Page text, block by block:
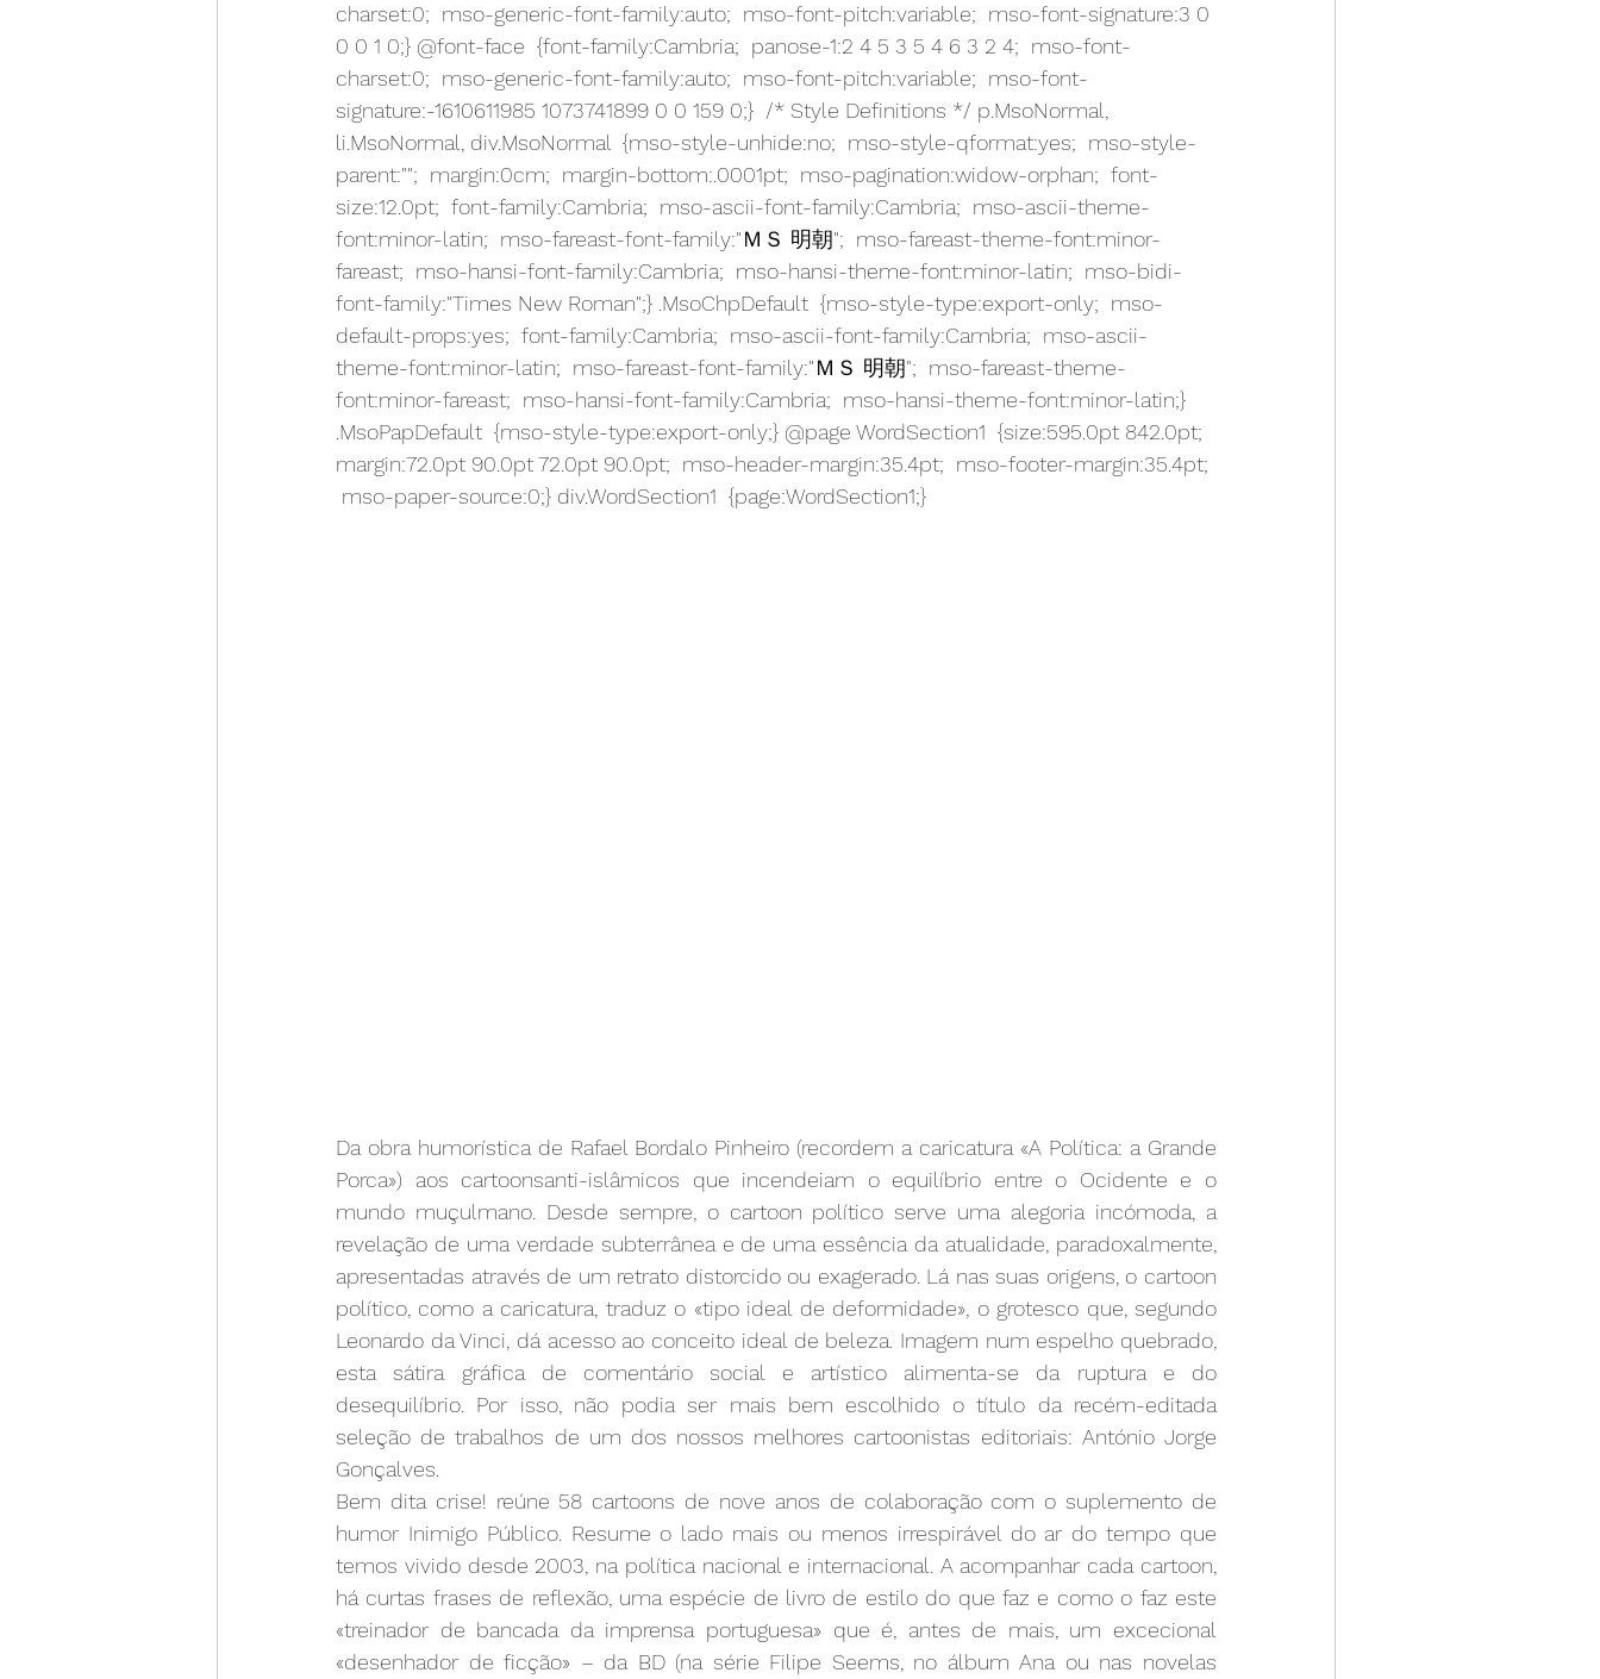
charset:0;  mso-generic-font-family:auto;  mso-font-pitch:variable;  mso-font-signature:3 0
0 0 1 0;} @font-face  {font-family:Cambria;  panose-1:2 4 5 3 5 4 6 3 2 4;  mso-font-
charset:0;  mso-generic-font-family:auto;  mso-font-pitch:variable;  mso-font-
signature:-1610611985 1073741899 0 0 159 0;}  /* Style Definitions */ p.MsoNormal,
li.MsoNormal, div.MsoNormal  {mso-style-unhide:no;  mso-style-qformat:yes;  mso-style-
parent:"";  margin:0cm;  margin-bottom:.0001pt;  mso-pagination:widow-orphan;  font-
size:12.0pt;  font-family:Cambria;  mso-ascii-font-family:Cambria;  mso-ascii-theme-
font:minor-latin;  mso-fareast-font-family:"ＭＳ 明朝";  mso-fareast-theme-font:minor-
fareast;  mso-hansi-font-family:Cambria;  mso-hansi-theme-font:minor-latin;  mso-bidi-
font-family:"Times New Roman";} .MsoChpDefault  {mso-style-type:export-only;  mso-
default-props:yes;  font-family:Cambria;  mso-ascii-font-family:Cambria;  mso-ascii-
theme-font:minor-latin;  mso-fareast-font-family:"ＭＳ 明朝";  mso-fareast-theme-
font:minor-fareast;  mso-hansi-font-family:Cambria;  mso-hansi-theme-font:minor-latin;}
.MsoPapDefault  {mso-style-type:export-only;} @page WordSection1  {size:595.0pt 842.0pt;
margin:72.0pt 90.0pt 72.0pt 90.0pt;  mso-header-margin:35.4pt;  mso-footer-margin:35.4pt;
mso-paper-source:0;} div.WordSection1  {page:WordSection1;}
Da obra humorística de Rafael Bordalo Pinheiro (recordem a caricatura «A Política: a Grande
Porca») aos cartoonsanti-islâmicos que incendeiam o equilíbrio entre o Ocidente e o
mundo muçulmano. Desde sempre, o cartoon político serve uma alegoria incómoda, a
revelação de uma verdade subterrânea e de uma essência da atualidade, paradoxalmente,
apresentadas através de um retrato distorcido ou exagerado. Lá nas suas origens, o cartoon
político, como a caricatura, traduz o «tipo ideal de deformidade», o grotesco que, segundo
Leonardo da Vinci, dá acesso ao conceito ideal de beleza. Imagem num espelho quebrado,
esta sátira gráfica de comentário social e artístico alimenta-se da ruptura e do
desequilíbrio. Por isso, não podia ser mais bem escolhido o título da recém-editada
seleção de trabalhos de um dos nossos melhores cartoonistas editoriais: António Jorge
Gonçalves.
Bem dita crise! reúne 58 cartoons de nove anos de colaboração com o suplemento de
humor Inimigo Público. Resume o lado mais ou menos irrespirável do ar do tempo que
temos vivido desde 2003, na política nacional e internacional. A acompanhar cada cartoon,
há curtas frases de reflexão, uma espécie de livro de estilo do que faz e como o faz este
«treinador de bancada da imprensa portuguesa» que é, antes de mais, um excecional
«desenhador de ficção» – da BD (na série Filipe Seems, no álbum Ana ou nas novelas